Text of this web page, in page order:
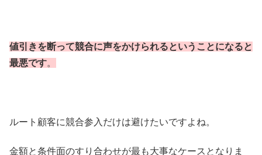
値引きを断って競合に声をかけられるということになると
最悪です。
ルート顧客に競合参入だけは避けたいですよね。
金額と条件面のすり合わせが最も大事なケースとなりま